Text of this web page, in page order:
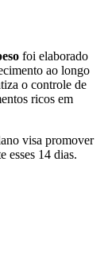
foi elaborado
ao longo
o controle de
ricos em
visa promover
esses 14 dias.